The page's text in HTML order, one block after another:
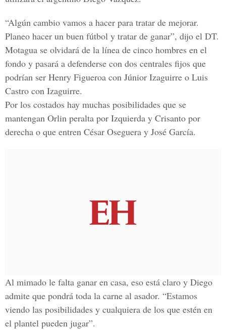
“Algún cambio vamos a hacer para tratar de mejorar.
Planeo hacer un buen fútbol y tratar de ganar”, dijo el DT.
Motagua se olvidará de la línea de cinco hombres en el
fondo y pasará a defenderse con dos centrales fijos que
podrían ser Henry Figueroa con Júnior Izaguirre o Luis
Castro con Izaguirre.
Por los costados hay muchas posibilidades que se
mantengan Orlin peralta por Izquierda y Crisanto por
derecha o que entren César Oseguera y José García.
Al mimado le falta ganar en casa, eso está claro y Diego
admite que pondrá toda la carne al asador. “Estamos
viendo las posibilidades y cualquiera de los que estén en
el plantel pueden jugar”.